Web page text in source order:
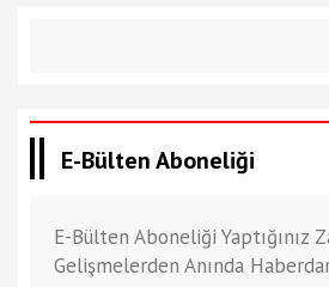
E-Bülten Aboneliği
E-Bülten Aboneliği Yaptığınız
Gelişmelerden Anında